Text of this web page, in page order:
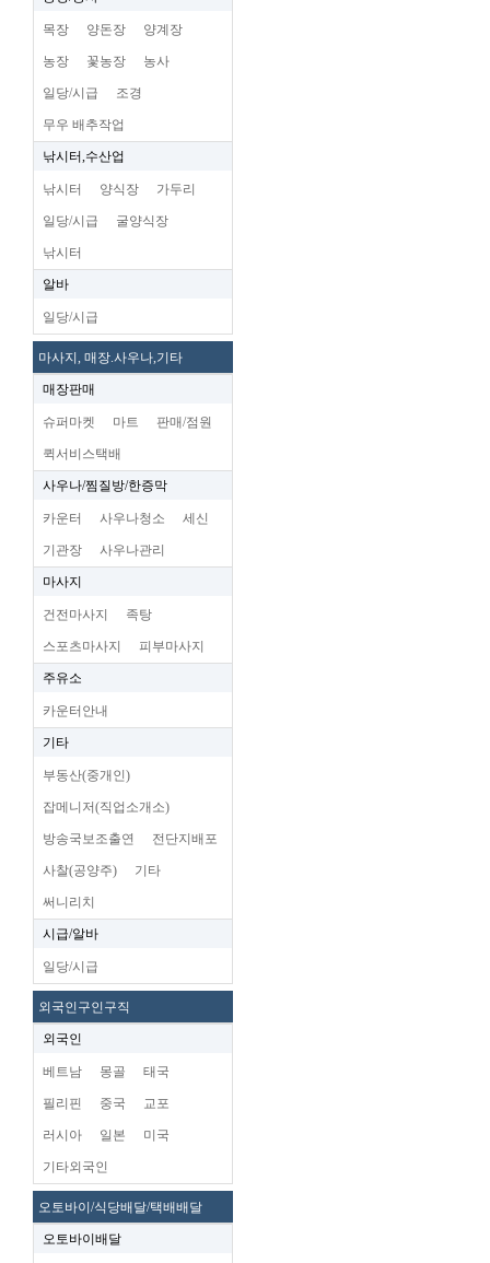
목장 양돈장 양계장
농장 꽃농장 농사
일당/시급 조경
무우 배추작업
낚시터,수산업
낚시터 양식장 가두리
일당/시급 굴양식장
낚시터
알바
일당/시급
마사지, 매장.사우나,기타
매장판매
슈퍼마켓 마트 판매/점원
퀵서비스택배
사우나/찜질방/한증막
카운터 사우나청소 세신
기관장 사우나관리
마사지
건전마사지 족탕
스포츠마사지 피부마사지
주유소
카운터안내
기타
부동산(중개인)
잡메니저(직업소개소)
방송국보조출연 전단지배포
사찰(공양주) 기타
써니리치
시급/알바
일당/시급
외국인구인구직
외국인
베트남 몽골 태국
필리핀 중국 교포
러시아 일본 미국
기타외국인
오토바이/식당배달/택배배달
오토바이배달